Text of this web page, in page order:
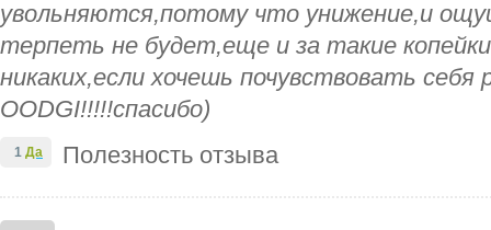
увольняются,потому что унижение,и
терпеть не будет,еще и за такие
никаких,если хочешь почувствовать
OODGI!!!!!спасибо)
Полезность отзыва
1 Да